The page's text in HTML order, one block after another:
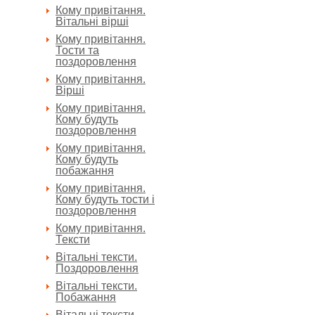
Кому привітання.
Вітальні вірші
Кому привітання.
Тости та
поздоровлення
Кому привітання.
Вірші
Кому привітання.
Кому будуть
поздоровлення
Кому привітання.
Кому будуть
побажання
Кому привітання.
Кому будуть тости і
поздоровлення
Кому привітання.
Тексти
Вітальні тексти.
Поздоровлення
Вітальні тексти.
Побажання